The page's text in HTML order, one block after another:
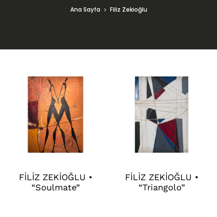
Ana Sayfa Filiz Zekioğlu
FİLİZ ZEKİOĞLU •
“Soulmate”
FİLİZ ZEKİOĞLU •
“Triangolo”